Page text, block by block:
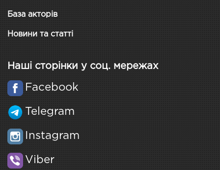
База акторів
Новини та статті
Наші сторінки у соц. мережах
Facebook
Telegram
Instagram
Viber